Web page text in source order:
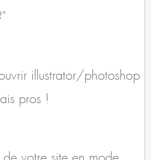
illustrator/photoshop
pros !
de votre site en mode